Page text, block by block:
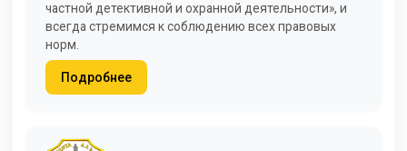
частной детективной и охранной деятельности», и
всегда стремимся к соблюдению всех правовых
норм.
Подробнее